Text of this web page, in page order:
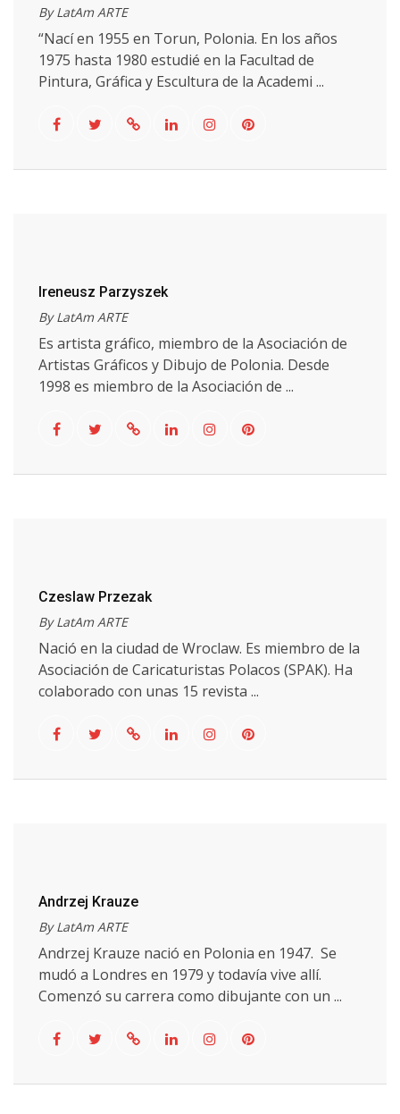
By LatAm ARTE
“Nací en 1955 en Torun, Polonia. En los años
1975 hasta 1980 estudié en la Facultad de
Pintura, Gráfica y Escultura de la Academi ...
Ireneusz Parzyszek
By LatAm ARTE
Es artista gráfico, miembro de la Asociación de
Artistas Gráficos y Dibujo de Polonia. Desde
1998 es miembro de la Asociación de ...
Czeslaw Przezak
By LatAm ARTE
Nació en la ciudad de Wroclaw. Es miembro de la
Asociación de Caricaturistas Polacos (SPAK). Ha
colaborado con unas 15 revista ...
Andrzej Krauze
By LatAm ARTE
Andrzej Krauze nació en Polonia en 1947. Se
mudó a Londres en 1979 y todavía vive allí.
Comenzó su carrera como dibujante con un ...